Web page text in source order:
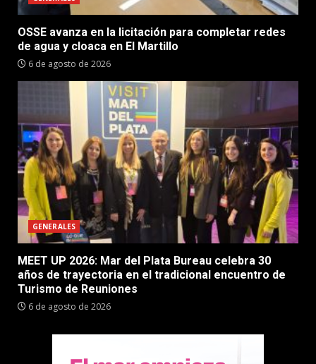
OSSE avanza en la licitación para completar redes
de agua y cloaca en El Martillo
6 de agosto de 2026
GENERALES
MEET UP 2026: Mar del Plata Bureau celebra 30
años de trayectoria en el tradicional encuentro de
Turismo de Reuniones
6 de agosto de 2026